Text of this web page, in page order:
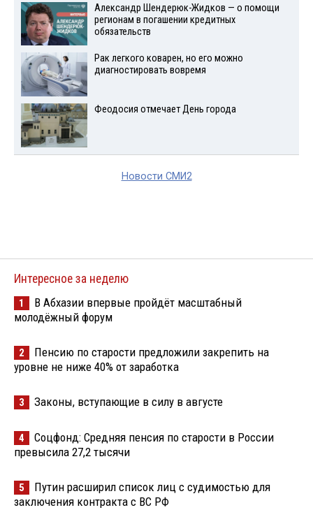
Александр Шендерюк-Жидков — о помощи
регионам в погашении кредитных
обязательств
Рак легкого коварен, но его можно
диагностировать вовремя
Феодосия отмечает День города
Новости СМИ2
Интересное за неделю
1
В Абхазии впервые пройдёт масштабный
молодёжный форум
2
Пенсию по старости предложили закрепить на
уровне не ниже 40% от заработка
3 Законы, вступающие в силу в августе
4
Соцфонд: Средняя пенсия по старости в России
превысила 27,2 тысячи
5
Путин расширил список лиц с судимостью для
заключения контракта с ВС РФ